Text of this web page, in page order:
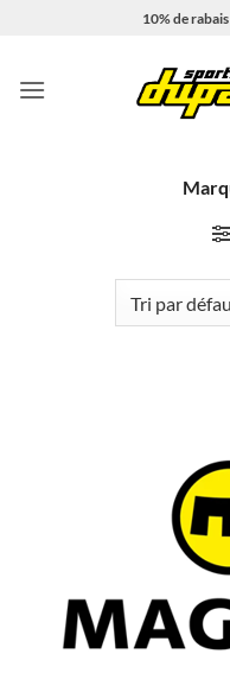
10% de rabais